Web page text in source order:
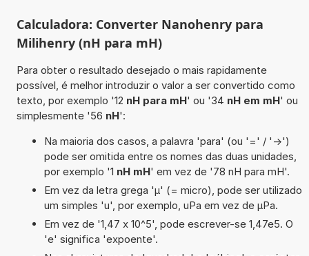
Calculadora: Converter Nanohenry para
Milihenry (nH para mH)
Para obter o resultado desejado o mais rapidamente
possível, é melhor introduzir o valor a ser convertido como
texto, por exemplo '12 nH para mH' ou '34 nH em mH' ou
simplesmente '56 nH':
Na maioria dos casos, a palavra 'para' (ou '=' / '->')
pode ser omitida entre os nomes das duas unidades,
por exemplo '1 nH mH' em vez de '78 nH para mH'.
Em vez da letra grega 'µ' (= micro), pode ser utilizado
um simples 'u', por exemplo, uPa em vez de µPa.
Em vez de '1,47 x 10^5', pode escrever-se 1,47e5. O
'e' significa 'expoente'.